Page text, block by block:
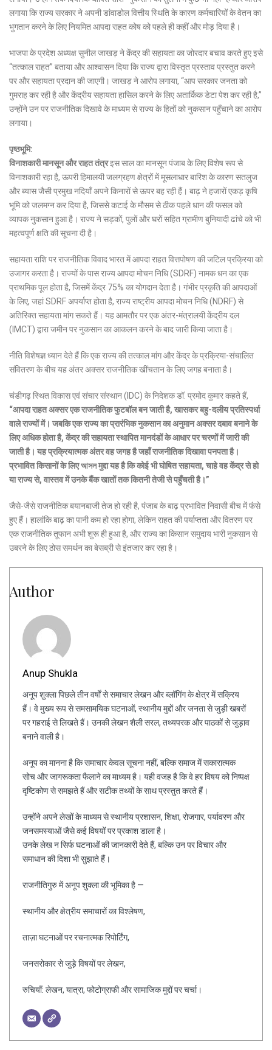
लगाया कि राज्य सरकार ने अपनी डांवाडोल वित्तीय स्थिति के कारण कर्मचारियों के वेतन का
भुगतान करने के लिए नियमित आपदा राहत कोष को पहले ही कहीं और मोड़ दिया है।
भाजपा के प्रदेश अध्यक्ष सुनील जाखड़ ने केंद्र की सहायता का जोरदार बचाव करते हुए इसे
“तत्काल राहत” बताया और आश्वासन दिया कि राज्य द्वारा विस्तृत प्रस्ताव प्रस्तुत करने
पर और सहायता प्रदान की जाएगी। जाखड़ ने आरोप लगाया, “आप सरकार जनता को
गुमराह कर रही है और केंद्रीय सहायता हासिल करने के लिए अतार्किक डेटा पेश कर रही है,”
उन्होंने उन पर राजनीतिक दिखावे के माध्यम से राज्य के हितों को नुकसान पहुँचाने का आरोप
लगाया।
पृष्ठभूमि:
विनाशकारी मानसून और राहत तंत्रइस साल का मानसून पंजाब के लिए विशेष रूप से
विनाशकारी रहा है, ऊपरी हिमालयी जलग्रहण क्षेत्रों में मूसलाधार बारिश के कारण सतलुज
और ब्यास जैसी प्रमुख नदियाँ अपने किनारों से ऊपर बह रही हैं। बाढ़ ने हजारों एकड़ कृषि
भूमि को जलमग्न कर दिया है, जिससे कटाई के मौसम से ठीक पहले धान की फसल को
व्यापक नुकसान हुआ है। राज्य ने सड़कों, पुलों और घरों सहित ग्रामीण बुनियादी ढांचे को भी
महत्वपूर्ण क्षति की सूचना दी है।
सहायता राशि पर राजनीतिक विवाद भारत में आपदा राहत वित्तपोषण की जटिल प्रक्रिया को
उजागर करता है। राज्यों के पास राज्य आपदा मोचन निधि (SDRF) नामक धन का एक
प्राथमिक पूल होता है, जिसमें केंद्र 75% का योगदान देता है। गंभीर प्रकृति की आपदाओं
के लिए, जहां SDRF अपर्याप्त होता है, राज्य राष्ट्रीय आपदा मोचन निधि (NDRF) से
अतिरिक्त सहायता मांग सकते हैं। यह आमतौर पर एक अंतर-मंत्रालयी केंद्रीय दल
(IMCT) द्वारा जमीन पर नुकसान का आकलन करने के बाद जारी किया जाता है।
नीति विशेषज्ञ ध्यान देते हैं कि एक राज्य की तत्काल मांग और केंद्र के प्रक्रिया-संचालित
संवितरण के बीच यह अंतर अक्सर राजनीतिक खींचतान के लिए जगह बनाता है।
चंडीगढ़ स्थित विकास एवं संचार संस्थान (IDC) के निदेशक डॉ. प्रमोद कुमार कहते हैं,
“आपदा राहत अक्सर एक राजनीतिक फुटबॉल बन जाती है, खासकर बहु-दलीय प्रतिस्पर्धा
वाले राज्यों में। जबकि एक राज्य का प्रारंभिक नुकसान का अनुमान अक्सर दबाव बनाने के
लिए अधिक होता है, केंद्र की सहायता स्थापित मानदंडों के आधार पर चरणों में जारी की
जाती है। यह प्रक्रियात्मक अंतर वह जगह है जहाँ राजनीतिक दिखावा पनपता है।
प्रभावित किसानों के लिए আসল मुद्दा यह है कि कोई भी घोषित सहायता, चाहे वह केंद्र से हो
या राज्य से, वास्तव में उनके बैंक खातों तक कितनी तेजी से पहुँचती है।”
जैसे-जैसे राजनीतिक बयानबाजी तेज हो रही है, पंजाब के बाढ़ प्रभावित निवासी बीच में फंसे
हुए हैं। हालांकि बाढ़ का पानी कम हो रहा होगा, लेकिन राहत की पर्याप्तता और वितरण पर
एक राजनीतिक तूफान अभी शुरू ही हुआ है, और राज्य का किसान समुदाय भारी नुकसान से
उबरने के लिए ठोस समर्थन का बेसब्री से इंतजार कर रहा है।
Author
Anup Shukla
अनूप शुक्ला पिछले तीन वर्षों से समाचार लेखन और ब्लॉगिंग के क्षेत्र में सक्रिय
हैं। वे मुख्य रूप से समसामयिक घटनाओं, स्थानीय मुद्दों और जनता से जुड़ी खबरों
पर गहराई से लिखते हैं। उनकी लेखन शैली सरल, तथ्यपरक और पाठकों से जुड़ाव
बनाने वाली है।
अनूप का मानना है कि समाचार केवल सूचना नहीं, बल्कि समाज में सकारात्मक
सोच और जागरूकता फैलाने का माध्यम है। यही वजह है कि वे हर विषय को निष्पक्ष
दृष्टिकोण से समझते हैं और सटीक तथ्यों के साथ प्रस्तुत करते हैं।
उन्होंने अपने लेखों के माध्यम से स्थानीय प्रशासन, शिक्षा, रोजगार, पर्यावरण और
जनसमस्याओं जैसे कई विषयों पर प्रकाश डाला है।
उनके लेख न सिर्फ घटनाओं की जानकारी देते हैं, बल्कि उन पर विचार और
समाधान की दिशा भी सुझाते हैं।
राजनीतिगुरु में अनूप शुक्ला की भूमिका है —
स्थानीय और क्षेत्रीय समाचारों का विश्लेषण,
ताज़ा घटनाओं पर रचनात्मक रिपोर्टिंग,
जनसरोकार से जुड़े विषयों पर लेखन,
रुचियाँ: लेखन, यात्रा, फोटोग्राफी और सामाजिक मुद्दों पर चर्चा।